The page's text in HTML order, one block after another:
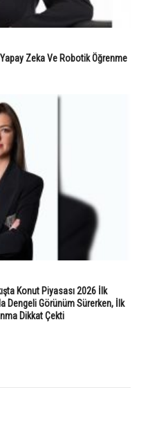
Zeka Ve Robotik Öğrenme
Konut Piyasası 2026 İlk
Dengeli Görünüm Sürerken, İlk
Dikkat Çekti